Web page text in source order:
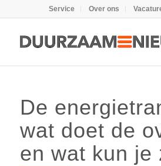
Service Over ons
De
wat doet de
en wat kun je